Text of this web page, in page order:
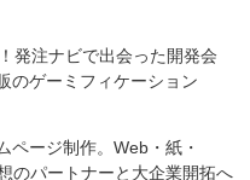
発注ナビで出会った開発会
のゲーミフィケーション
ページ制作。Web・紙・
のパートナーと大企業開拓へ